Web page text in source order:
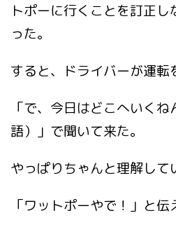
トポーに行くことを訂正
った。
すると、ドライバーが運転
「で、今日はどこへいく
語）」で聞いて来た。
やっぱりちゃんと理解して
「ワットポーやで！」と伝